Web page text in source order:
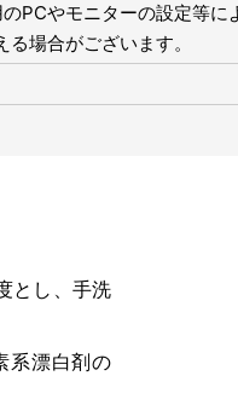
PCやモニターの設定等に
る場合がございます。
とし、手洗
系漂白剤の